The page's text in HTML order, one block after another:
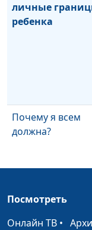
личные
ребенка
Почему я всем
должна?
Посмотреть
Онлайн ТВ •